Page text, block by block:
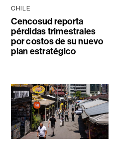
CHILE
Cencosud reporta
pérdidas trimestrales
por costos de su nuevo
plan estratégico